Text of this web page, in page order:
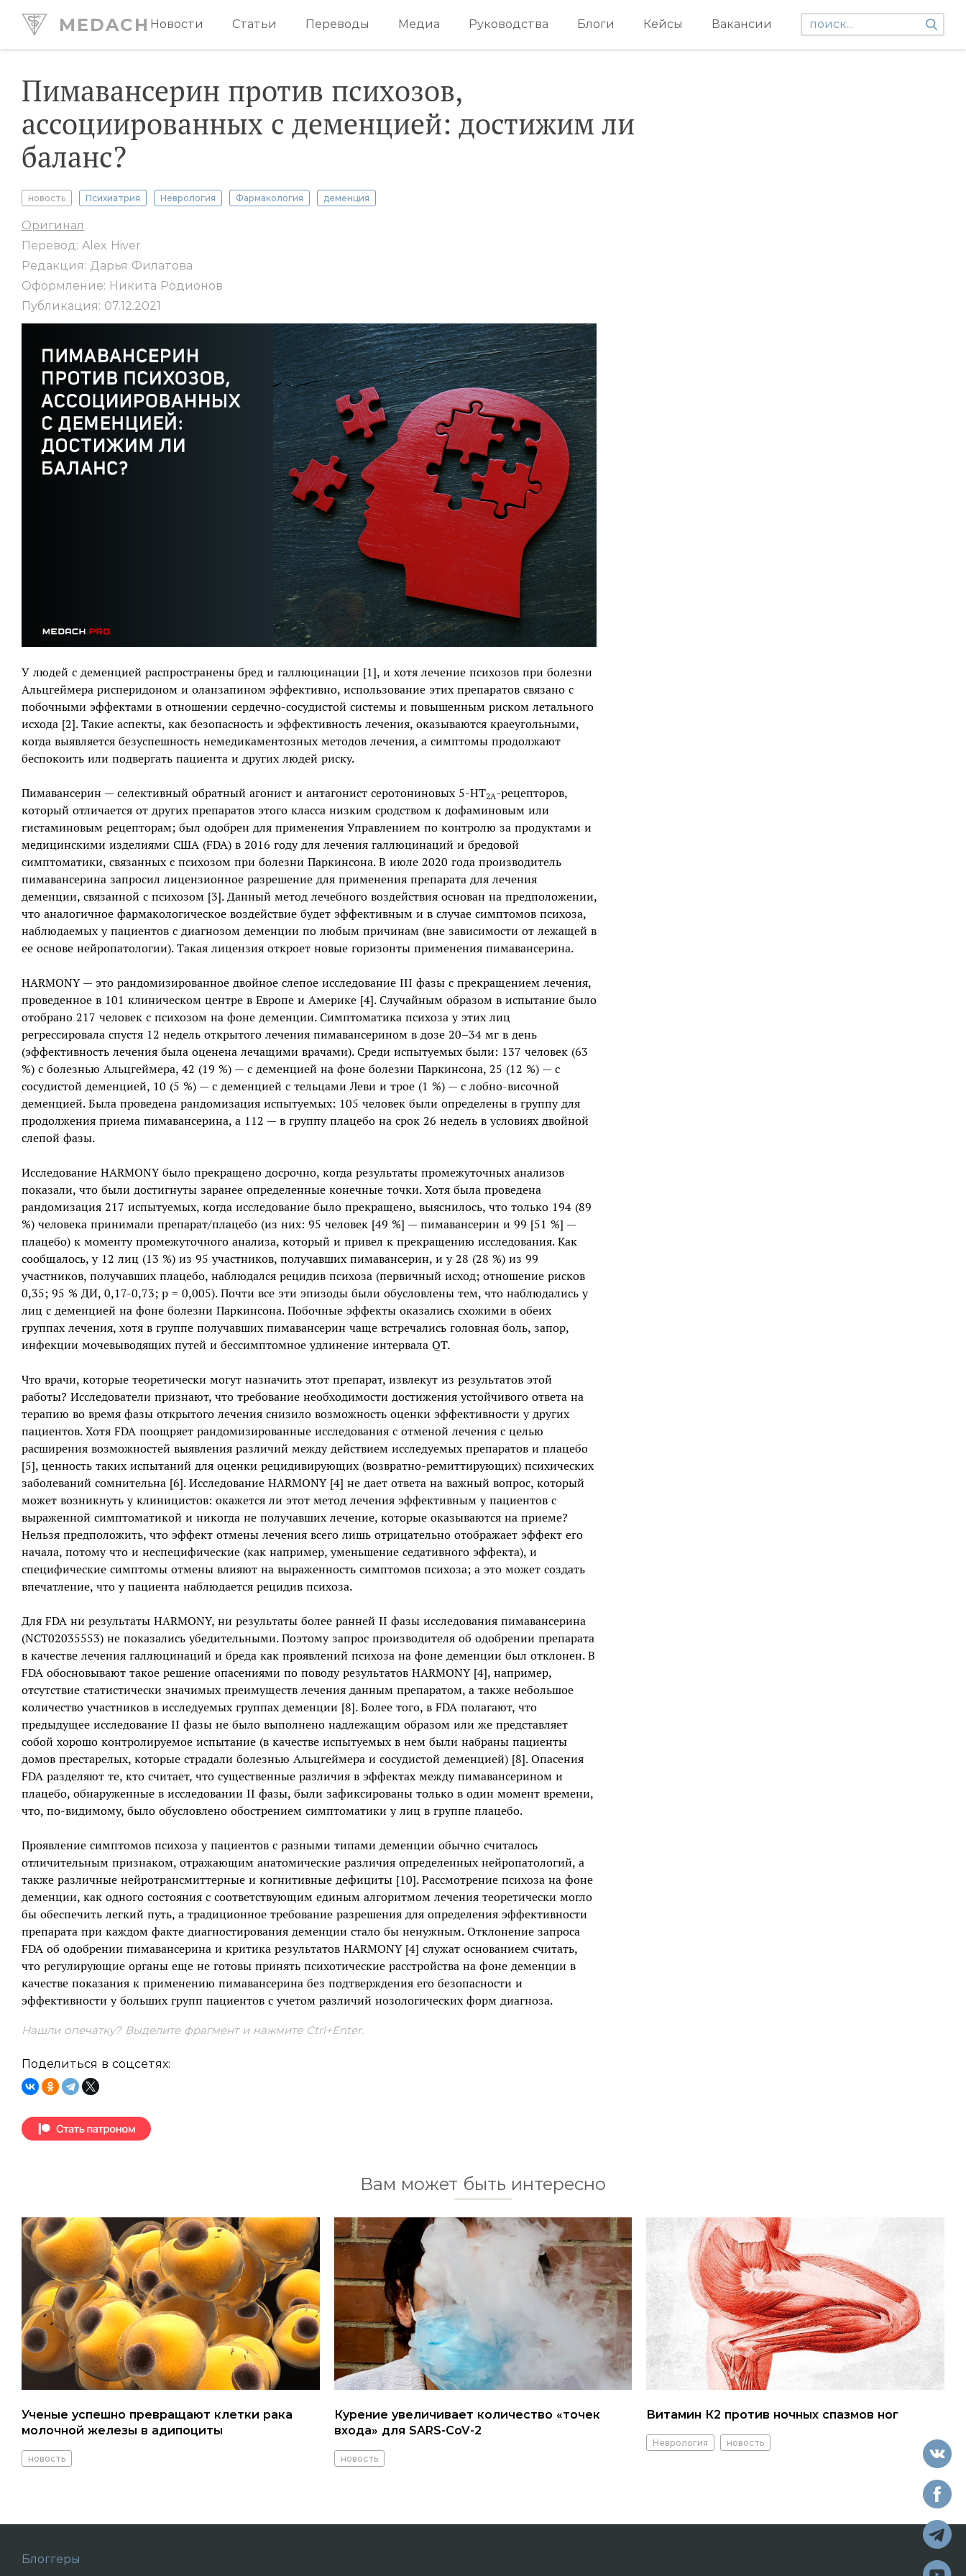
MEDACH Новости Статьи Переводы Медиа Руководства Блоги Кейсы Вакансии
Пимавансерин против психозов,
ассоциированных с деменцией: достижим ли
баланс?
новость Психиатрия Неврология Фармакология деменция
Оригинал
Перевод: Alex Hiver
Редакция: Дарья Филатова
Оформление: Никита Родионов
Публикация: 07.12.2021
У людей с деменцией распространены бред и галлюцинации [1], и хотя лечение психозов при болезни
Альцгеймера рисперидоном и оланзапином эффективно, использование этих препаратов связано с
побочными эффектами в отношении сердечно-сосудистой системы и повышенным риском летального
исхода [2]. Такие аспекты, как безопасность и эффективность лечения, оказываются краеугольными,
когда выявляется безуспешность немедикаментозных методов лечения, а симптомы продолжают
беспокоить или подвергать пациента и других людей риску.
Пимавансерин — селективный обратный агонист и антагонист серотониновых 5-HT2A-рецепторов,
который отличается от других препаратов этого класса низким сродством к дофаминовым или
гистаминовым рецепторам; был одобрен для применения Управлением по контролю за продуктами и
медицинскими изделиями США (FDA) в 2016 году для лечения галлюцинаций и бредовой
симптоматики, связанных с психозом при болезни Паркинсона. В июле 2020 года производитель
пимавансерина запросил лицензионное разрешение для применения препарата для лечения
деменции, связанной с психозом [3]. Данный метод лечебного воздействия основан на предположении,
что аналогичное фармакологическое воздействие будет эффективным и в случае симптомов психоза,
наблюдаемых у пациентов с диагнозом деменции по любым причинам (вне зависимости от лежащей в
ее основе нейропатологии). Такая лицензия откроет новые горизонты применения пимавансерина.
HARMONY — это рандомизированное двойное слепое исследование III фазы с прекращением лечения,
проведенное в 101 клиническом центре в Европе и Америке [4]. Случайным образом в испытание было
отобрано 217 человек с психозом на фоне деменции. Симптоматика психоза у этих лиц
регрессировала спустя 12 недель открытого лечения пимавансерином в дозе 20–34 мг в день
(эффективность лечения была оценена лечащими врачами). Среди испытуемых были: 137 человек (63
%) с болезнью Альцгеймера, 42 (19 %) — с деменцией на фоне болезни Паркинсона, 25 (12 %) — с
сосудистой деменцией, 10 (5 %) — с деменцией с тельцами Леви и трое (1 %) — с лобно-височной
деменцией. Была проведена рандомизация испытуемых: 105 человек были определены в группу для
продолжения приема пимавансерина, а 112 — в группу плацебо на срок 26 недель в условиях двойной
слепой фазы.
Исследование HARMONY было прекращено досрочно, когда результаты промежуточных анализов
показали, что были достигнуты заранее определенные конечные точки. Хотя была проведена
рандомизация 217 испытуемых, когда исследование было прекращено, выяснилось, что только 194 (89
%) человека принимали препарат/плацебо (из них: 95 человек [49 %] — пимавансерин и 99 [51 %] —
плацебо) к моменту промежуточного анализа, который и привел к прекращению исследования. Как
сообщалось, у 12 лиц (13 %) из 95 участников, получавших пимавансерин, и у 28 (28 %) из 99
участников, получавших плацебо, наблюдался рецидив психоза (первичный исход; отношение рисков
0,35; 95 % ДИ, 0,17-0,73; р = 0,005). Почти все эти эпизоды были обусловлены тем, что наблюдались у
лиц с деменцией на фоне болезни Паркинсона. Побочные эффекты оказались схожими в обеих
группах лечения, хотя в группе получавших пимавансерин чаще встречались головная боль, запор,
инфекции мочевыводящих путей и бессимптомное удлинение интервала QT.
Что врачи, которые теоретически могут назначить этот препарат, извлекут из результатов этой
работы? Исследователи признают, что требование необходимости достижения устойчивого ответа на
терапию во время фазы открытого лечения снизило возможность оценки эффективности у других
пациентов. Хотя FDA поощряет рандомизированные исследования с отменой лечения с целью
расширения возможностей выявления различий между действием исследуемых препаратов и плацебо
[5], ценность таких испытаний для оценки рецидивирующих (возвратно-ремиттирующих) психических
заболеваний сомнительна [6]. Исследование HARMONY [4] не дает ответа на важный вопрос, который
может возникнуть у клиницистов: окажется ли этот метод лечения эффективным у пациентов с
выраженной симптоматикой и никогда не получавших лечение, которые оказываются на приеме?
Нельзя предположить, что эффект отмены лечения всего лишь отрицательно отображает эффект его
начала, потому что и неспецифические (как например, уменьшение седативного эффекта), и
специфические симптомы отмены влияют на выраженность симптомов психоза; а это может создать
впечатление, что у пациента наблюдается рецидив психоза.
Для FDA ни результаты HARMONY, ни результаты более ранней II фазы исследования пимавансерина
(NCT02035553) не показались убедительными. Поэтому запрос производителя об одобрении препарата
в качестве лечения галлюцинаций и бреда как проявлений психоза на фоне деменции был отклонен. В
FDA обосновывают такое решение опасениями по поводу результатов HARMONY [4], например,
отсутствие статистически значимых преимуществ лечения данным препаратом, а также небольшое
количество участников в исследуемых группах деменции [8]. Более того, в FDA полагают, что
предыдущее исследование II фазы не было выполнено надлежащим образом или же представляет
собой хорошо контролируемое испытание (в качестве испытуемых в нем были набраны пациенты
домов престарелых, которые страдали болезнью Альцгеймера и сосудистой деменцией) [8]. Опасения
FDA разделяют те, кто считает, что существенные различия в эффектах между пимавансерином и
плацебо, обнаруженные в исследовании II фазы, были зафиксированы только в один момент времени,
что, по-видимому, было обусловлено обострением симптоматики у лиц в группе плацебо.
Проявление симптомов психоза у пациентов с разными типами деменции обычно считалось
отличительным признаком, отражающим анатомические различия определенных нейропатологий, а
также различные нейротрансмиттерные и когнитивные дефициты [10]. Рассмотрение психоза на фоне
деменции, как одного состояния с соответствующим единым алгоритмом лечения теоретически могло
бы обеспечить легкий путь, а традиционное требование разрешения для определения эффективности
препарата при каждом факте диагностирования деменции стало бы ненужным. Отклонение запроса
FDA об одобрении пимавансерина и критика результатов HARMONY [4] служат основанием считать,
что регулирующие органы еще не готовы принять психотические расстройства на фоне деменции в
качестве показания к применению пимавансерина без подтверждения его безопасности и
эффективности у больших групп пациентов с учетом различий нозологических форм диагноза.
Нашли опечатку? Выделите фрагмент и нажмите Ctrl+Enter.
Поделиться в соцсетях:
Вам может быть интересно
Ученые успешно превращают клетки рака
молочной железы в адипоциты
новость
Курение увеличивает количество «точек
входа» для SARS-CoV-2
новость
Витамин К2 против ночных спазмов ног
Неврология новость
Блоггеры